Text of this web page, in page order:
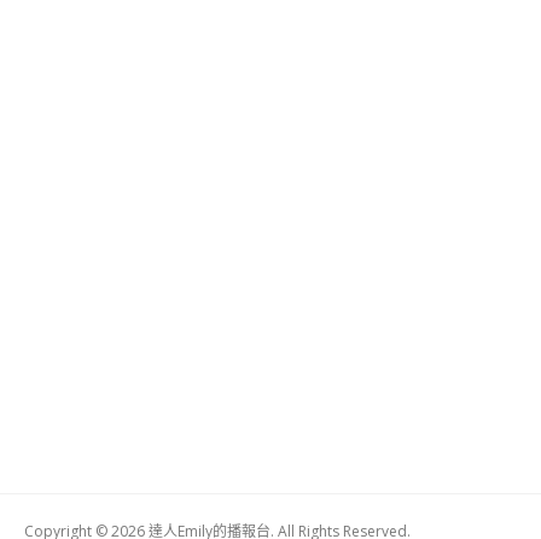
Copyright © 2026 達人Emily的播報台. All Rights Reserved.